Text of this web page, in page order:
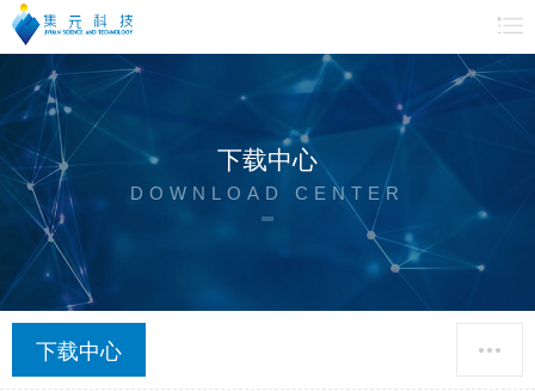
下载中心
DOWNLOAD CENTER
下载中心